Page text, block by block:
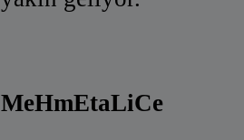
MeHmEtaLiCe